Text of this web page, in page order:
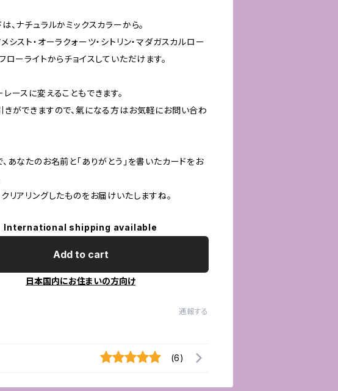
、ナチュラルかミックスカラーから。
シスト・オーラクォーツ・シトリン・マダガスカルロー
ローライトからチョイスしていただけます。
ースに変えることもできます。
きができますので、氣になる方はお気軽にお問い合わ
あなたのお名前と「ありがとう」を書いたカードをお
リアリングしたものをお届けいたしますね。
International shipping available
Add to cart
日本国内にお住まいの方向け
通報する
(6)